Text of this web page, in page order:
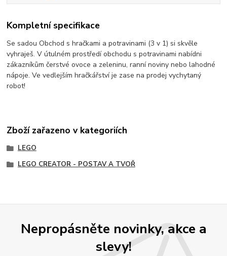
Kompletní specifikace
Se sadou Obchod s hračkami a potravinami (3 v 1) si skvěle
vyhraješ. V útulném prostředí obchodu s potravinami nabídni
zákazníkům čerstvé ovoce a zeleninu, ranní noviny nebo lahodné
nápoje. Ve vedlejším hračkářství je zase na prodej vychytaný
robot!
Zboží zařazeno v kategoriích
LEGO
LEGO CREATOR - POSTAV A TVOŘ
Nepropásněte novinky, akce a
slevy!